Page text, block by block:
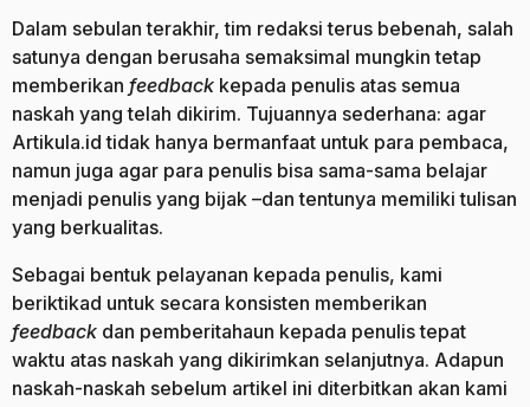
Dalam sebulan terakhir, tim redaksi terus bebenah, salah
satunya dengan berusaha semaksimal mungkin tetap
memberikan feedback kepada penulis atas semua
naskah yang telah dikirim. Tujuannya sederhana: agar
Artikula.id tidak hanya bermanfaat untuk para pembaca,
namun juga agar para penulis bisa sama-sama belajar
menjadi penulis yang bijak –dan tentunya memiliki tulisan
yang berkualitas.
Sebagai bentuk pelayanan kepada penulis, kami
beriktikad untuk secara konsisten memberikan
feedback dan pemberitahaun kepada penulis tepat
waktu atas naskah yang dikirimkan selanjutnya. Adapun
naskah-naskah sebelum artikel ini diterbitkan akan kami